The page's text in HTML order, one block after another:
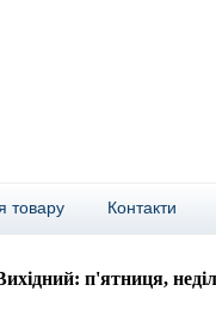
товару Контакти
п'ятниця,